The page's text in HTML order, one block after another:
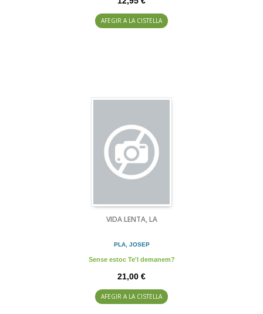
AFEGIR A LA CISTELLA
VIDA LENTA, LA
PLA, JOSEP
Sense estoc Te'l demanem?
21,00 €
AFEGIR A LA CISTELLA